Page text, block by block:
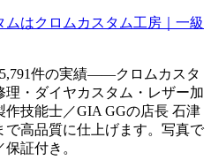
件の実績——クロムカスタ
理・ダイヤカスタム・レザー加
技能士／GIA GGの店長 石津
高品質に仕上げます。写真で
証付き。